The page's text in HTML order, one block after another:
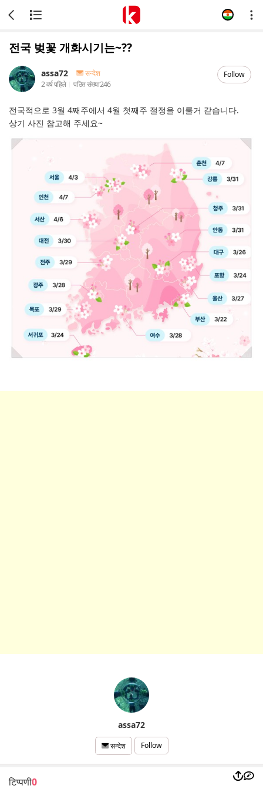
전국 벚꽃 개화시기는~??
assa72
सन्देश
2 वर्ष पहिले
पठित संख्या246
Follow
전국적으로 3월 4째주에서 4월 첫째주 절정을 이룰거 같습니다.
상기 사진 참고해 주세요~
assa72
सन्देश Follow
टिप्पणी0